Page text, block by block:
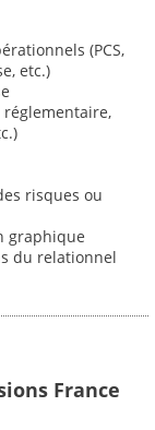
(PCS,
etc.)
réglementaire,
risques ou
graphique
du relationnel
France